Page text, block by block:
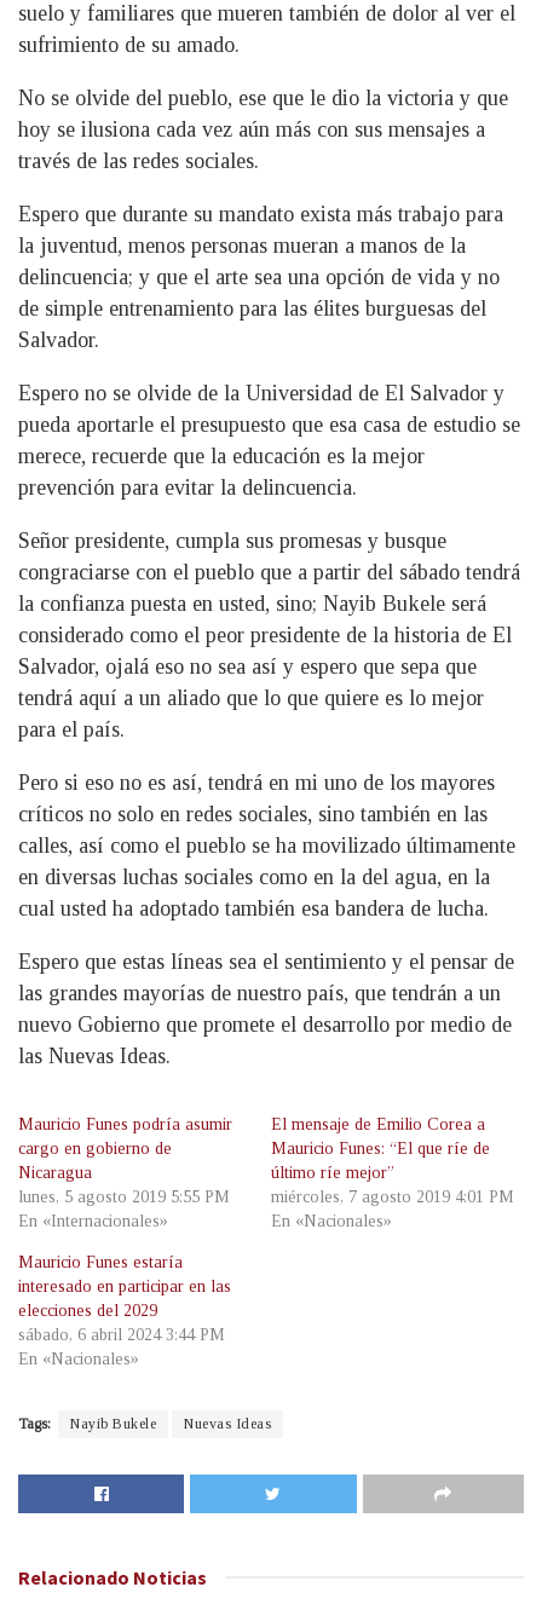
suelo y familiares que mueren también de dolor al ver el
sufrimiento de su amado.
No se olvide del pueblo, ese que le dio la victoria y que
hoy se ilusiona cada vez aún más con sus mensajes a
través de las redes sociales.
Espero que durante su mandato exista más trabajo para
la juventud, menos personas mueran a manos de la
delincuencia; y que el arte sea una opción de vida y no
de simple entrenamiento para las élites burguesas del
Salvador.
Espero no se olvide de la Universidad de El Salvador y
pueda aportarle el presupuesto que esa casa de estudio se
merece, recuerde que la educación es la mejor
prevención para evitar la delincuencia.
Señor presidente, cumpla sus promesas y busque
congraciarse con el pueblo que a partir del sábado tendrá
la confianza puesta en usted, sino; Nayib Bukele será
considerado como el peor presidente de la historia de El
Salvador, ojalá eso no sea así y espero que sepa que
tendrá aquí a un aliado que lo que quiere es lo mejor
para el país.
Pero si eso no es así, tendrá en mi uno de los mayores
críticos no solo en redes sociales, sino también en las
calles, así como el pueblo se ha movilizado últimamente
en diversas luchas sociales como en la del agua, en la
cual usted ha adoptado también esa bandera de lucha.
Espero que estas líneas sea el sentimiento y el pensar de
las grandes mayorías de nuestro país, que tendrán a un
nuevo Gobierno que promete el desarrollo por medio de
las Nuevas Ideas.
Mauricio Funes podría asumir
cargo en gobierno de
Nicaragua
lunes, 5 agosto 2019 5:55 PM
En «Internacionales»
El mensaje de Emilio Corea a
Mauricio Funes: “El que ríe de
último ríe mejor”
miércoles, 7 agosto 2019 4:01 PM
En «Nacionales»
Mauricio Funes estaría
interesado en participar en las
elecciones del 2029
sábado, 6 abril 2024 3:44 PM
En «Nacionales»
Tags: Nayib Bukele Nuevas Ideas
Relacionado Noticias